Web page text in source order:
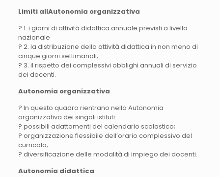
Limiti allAutonomia organizzativa
? 1. i giorni di attività didattica annuale previsti a livello
nazionale
? 2. la distribuzione della attività didattica in non meno di
cinque giorni settimanali;
? 3. il rispetto dei complessivi obblighi annuali di servizio
dei docenti.
Autonomia organizzativa
? In questo quadro rientrano nella Autonomia
organizzativa dei singoli istituti:
? possibili adattamenti del calendario scolastico;
? organizzazione flessibile dell’orario complessivo del
curricolo;
? diversificazione delle modalità di impiego dei docenti.
Autonomia didattica